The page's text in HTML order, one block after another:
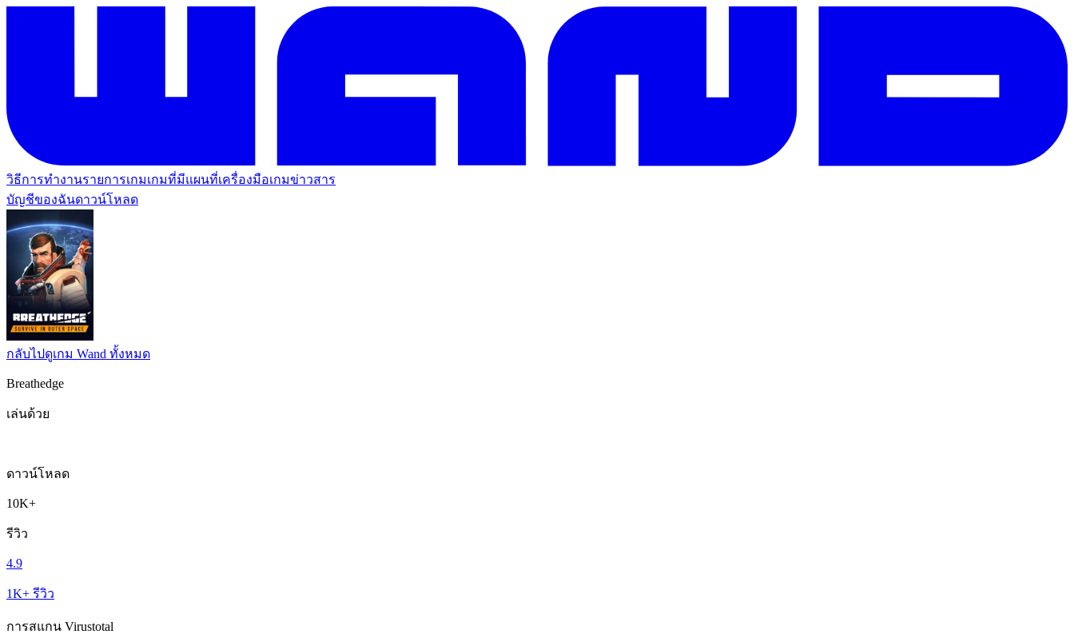
วิธีการทำงานรายการเกมเกมที่มีแผนที่เครื่องมือเกมข่าวสาร
บัญชีของฉันดาวน์โหลด
กลับไปดูเกม Wand ทั้งหมด
Breathedge
เล่นด้วย
ดาวน์โหลด
10K+
รีวิว
4.9
1K+ รีวิว
การสแกน Virustotal